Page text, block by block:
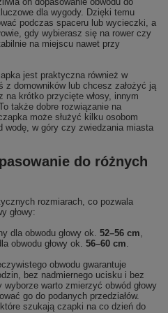
dla wygody. Dzięki temu
podczas spaceru lub wycieczki, a
gdy wybierasz się na rower czy
na miejscu nawet przy
jest praktyczna również w
domowników lub chcesz założyć ją
na krótko przycięte włosy, innym
także dobre rozwiązanie na
może służyć kilku osobom
wodę, w góry czy zwiedzania miasta
do różnych
rozmiarach, co pozwala
głowy:
dla obwodu głowy ok. 52–56 cm,
obwodu głowy ok. 56–60 cm.
obwodu gwarantuje
bez nadmiernego ucisku i bez
warto zmierzyć obwód głowy
go do podanych przedziałów.
szukają czapki na co dzień do